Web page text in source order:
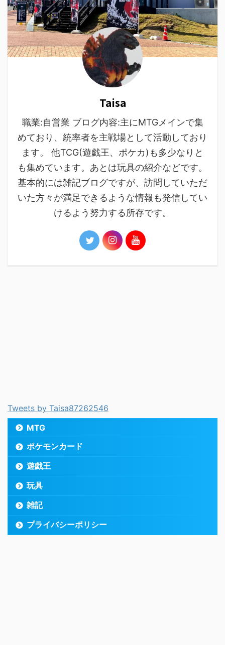
Taisa
職業:自営業 ブログ内容:主にMTGメインで集
めており、統率者を主戦場として活動しており
ます。 他TCG(遊戯王、ポケカ)も多少なりと
も集めています。あとは玩具の紹介などです。
基本的には雑記ブログですが、訪問していただ
いた方々が満足できるような情報も発信してい
けるよう努力する所存です。
Tweets by Taisa87262546
MTG
ポケモンカード
遊戯王
玩具
雑記
プライバシーポリシー